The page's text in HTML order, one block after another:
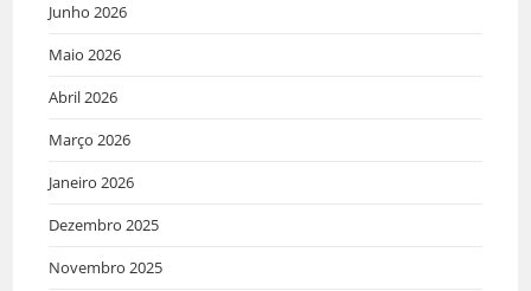
Junho 2026
Maio 2026
Abril 2026
Março 2026
Janeiro 2026
Dezembro 2025
Novembro 2025